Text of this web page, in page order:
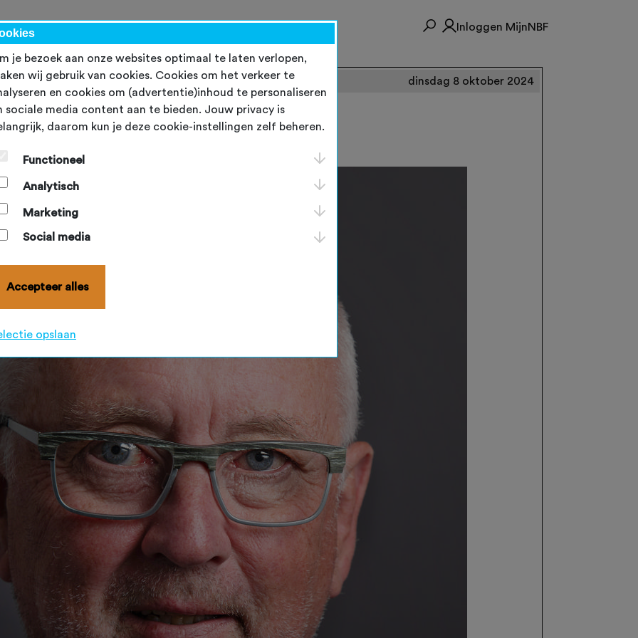
Inloggen MijnNBF
NBF-evenementenOndersteuningTopsportWord lid
dinsdag 8 oktober 2024
je bezoek aan onze websites optimaal te laten verlopen,
wij gebruik van cookies. Cookies om het verkeer te
en cookies om (advertentie)inhoud te personaliseren
sociale media content aan te bieden. Jouw privacy is
daarom kun je deze cookie-instellingen zelf beheren.
Functioneel
Analytisch
Marketing
Social media
Accepteer alles
opslaan